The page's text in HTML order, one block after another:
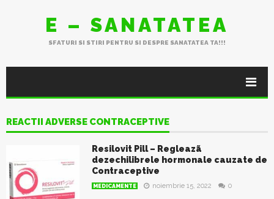
E – SANATATEA
SFATURI SI STIRI PENTRU SI DESPRE SANATATEA TA!!!
REACTII ADVERSE CONTRACEPTIVE
Resilovit Pill – Regleazã
dezechilibrele hormonale cauzate de
Contraceptive
MEDICAMENTE noiembrie 15, 2022 0